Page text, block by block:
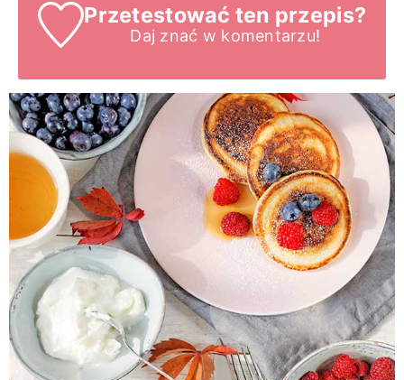
Przetestować ten przepis?
Daj znać w komentarzu!